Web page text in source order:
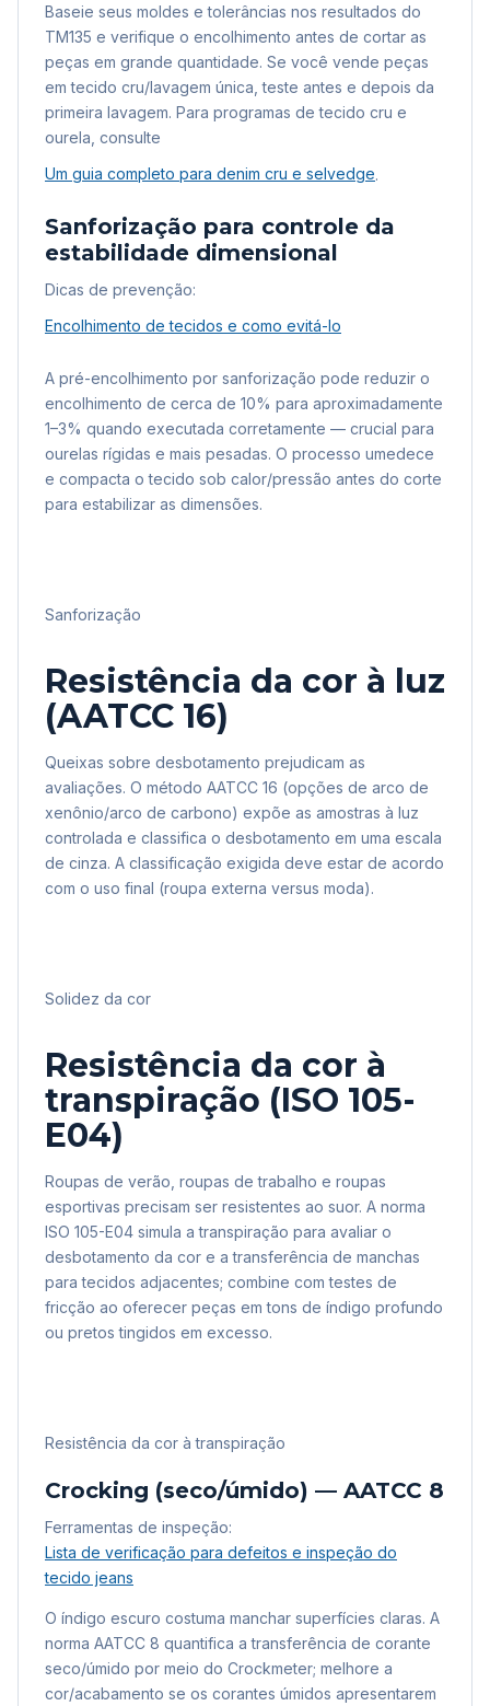
Baseie seus moldes e tolerâncias nos resultados do
TM135 e verifique o encolhimento antes de cortar as
peças em grande quantidade. Se você vende peças
em tecido cru/lavagem única, teste antes e depois da
primeira lavagem. Para programas de tecido cru e
ourela, consulte
Um guia completo para denim cru e selvedge.
Sanforização para controle da
estabilidade dimensional
Dicas de prevenção:
Encolhimento de tecidos e como evitá-lo
A pré-encolhimento por sanforização pode reduzir o
encolhimento de cerca de 10% para aproximadamente
1–3% quando executada corretamente — crucial para
ourelas rígidas e mais pesadas. O processo umedece
e compacta o tecido sob calor/pressão antes do corte
para estabilizar as dimensões.
Sanforização
Resistência da cor à luz
(AATCC 16)
Queixas sobre desbotamento prejudicam as
avaliações. O método AATCC 16 (opções de arco de
xenônio/arco de carbono) expõe as amostras à luz
controlada e classifica o desbotamento em uma escala
de cinza. A classificação exigida deve estar de acordo
com o uso final (roupa externa versus moda).
Solidez da cor
Resistência da cor à
transpiração (ISO 105-
E04)
Roupas de verão, roupas de trabalho e roupas
esportivas precisam ser resistentes ao suor. A norma
ISO 105-E04 simula a transpiração para avaliar o
desbotamento da cor e a transferência de manchas
para tecidos adjacentes; combine com testes de
fricção ao oferecer peças em tons de índigo profundo
ou pretos tingidos em excesso.
Resistência da cor à transpiração
Crocking (seco/úmido) — AATCC 8
Ferramentas de inspeção:
Lista de verificação para defeitos e inspeção do
tecido jeans
O índigo escuro costuma manchar superfícies claras. A
norma AATCC 8 quantifica a transferência de corante
seco/úmido por meio do Crockmeter; melhore a
cor/acabamento se os corantes úmidos apresentarem